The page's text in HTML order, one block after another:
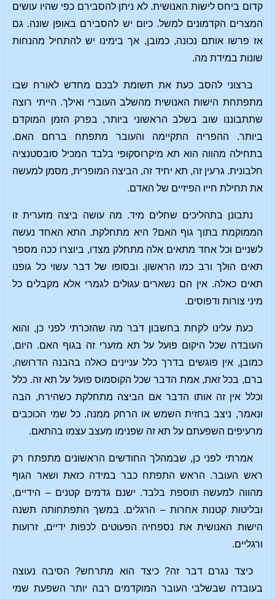
קדום ביחס לישות האנושית. לא ניתן להסבירם כפי שהיו עושים
המצרים הקדמונים למשל. כיום יש להסבירם באופן שונה. גם
אז פרשו אותם נכונה, כמובן, אך בימינו יש להתחיל מהנחות
שונות במידת מה.
ברצוני להסב כעת את תשומת לבכם מחדש לאורח שבו
מתפתחת הישות האנושית מהשלב העוברי ואילך. הייתי רוצה
שתתבוננו שוב בשלב הראשוני ביותר, בפרק הזמן המוקדם
ביותר. ההפריה התקיימה והעובר מתפתח ברחם האם.
בתחילה מהווה הוא תא מיקרוסקופי בלבד המכיל סובסטנציה
חלבונית. גרעין זה, תא יחיד זה, הביצה המופרית, מסמן למעשה
את תחילת חייו הפיזיים של האדם.
נתבונן בתהליכים שחלים מיד. מה עושה ביצה מזערית זו
הממוקמת בתוך גוף האם? היא מתחלקת. התא האחד נעשה
לשניים וכל אחד מתאים אלה מתחלק מצדו, ביוצרו ככה מספר
תאים הולך ורב כמו הראשון. ובסופו של דבר עשוי כל גופנו
תאים כאלה. אין הם נשארים עגולים לגמרי אלא מקבלים כל
מיני צורות ודפוסים.
כעת עלינו לקחת בחשבון דבר מה שהזכרתי לפני כן, והוא
העובדה שכל היקום פועל על תא מזערי זה בגוף האם. היום,
כמובן, אין פוגשים בדרך כלל עניינים כאלה בהבנה הדרושה,
ברם, בכל זאת, אמת הדבר שכל הקוסמוס פועל על תא זה. כלל
וכלל אין זה אותו הדבר אם הביצה מתחלקת כשהירח, הבה
ונאמר, ניצב בחזית השמש או הרחק ממנה. כל שמי הכוכבים
מרעיפים השפעתם על תא זה שפנימו מעצב עצמו בהתאם.
אמרתי לפני כן, שבמהלך החודשים הראשונים מתפתח רק
ראש העובר. הראש התפתח כבר במידה כזאת ושאר הגוף
מהווה למעשה תוספת בלבד. ישנם גדמים קטנים – הידיים,
ובליטות קטנות אחרות – הרגלים. במשך התפתחותה תשנה
הישות האנושית את נספחיה הפעוטים לכפות ידיים, זרועות
ורגליים.
כיצד נגרם דבר זה? כיצד הוא מתרחש? הסיבה נעוצה
בעובדה שבשלבי העובר המוקדמים רבה יותר השפעת שמי